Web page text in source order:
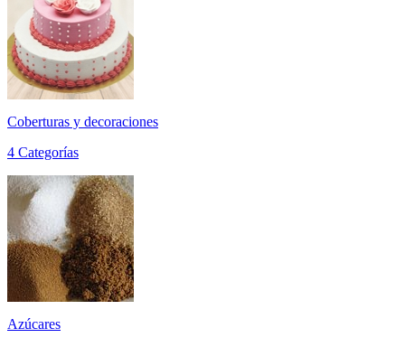
Coberturas y decoraciones
4 Categorías
Azúcares